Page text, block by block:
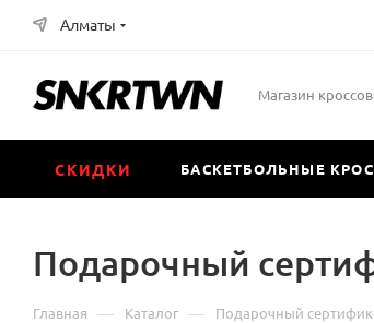
Алматы
Магазин
СКИДКИ БАСКЕТБОЛЬНЫЕ
Подарочный
Главная — Каталог — Подарочный